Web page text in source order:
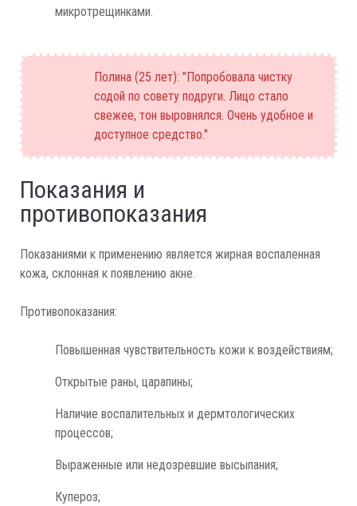
микротрещинками.
Полина (25 лет): "Попробовала чистку
содой по совету подруги. Лицо стало
свежее, тон выровнялся. Очень удобное и
доступное средство."
Показания и
противопоказания
Показаниями к применению является жирная воспаленная
кожа, склонная к появлению акне.
Противопоказания:
Повышенная чувствительность кожи к воздействиям;
Открытые раны, царапины;
Наличие воспалительных и дермтологических
процессов;
Выраженные или недозревшие высыпания;
Купероз;